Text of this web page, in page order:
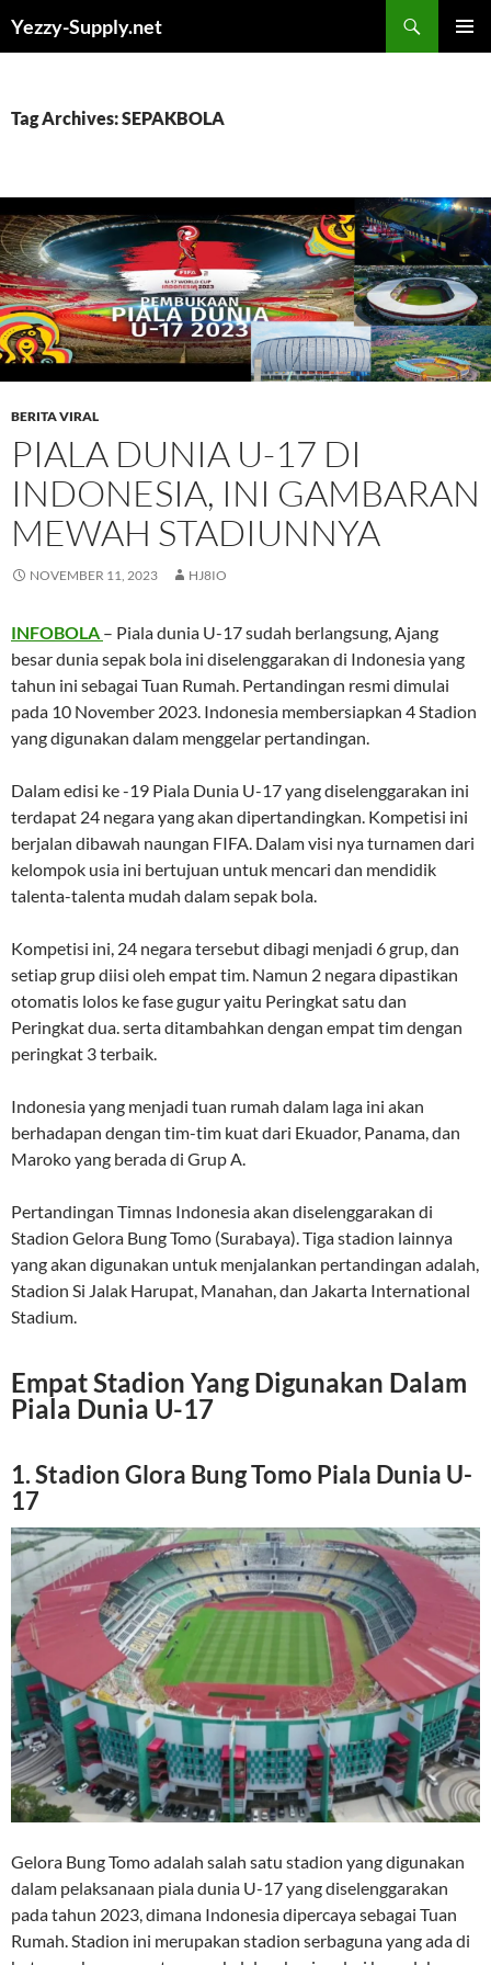
Yezzy-Supply.net
Tag Archives: SEPAKBOLA
BERITA VIRAL
PIALA DUNIA U-17 DI
INDONESIA, INI GAMBARAN
MEWAH STADIUNNYA
NOVEMBER 11, 2023 HJ8IO
INFOBOLA – Piala dunia U-17 sudah berlangsung, Ajang
besar dunia sepak bola ini diselenggarakan di Indonesia yang
tahun ini sebagai Tuan Rumah. Pertandingan resmi dimulai
pada 10 November 2023. Indonesia membersiapkan 4 Stadion
yang digunakan dalam menggelar pertandingan.
Dalam edisi ke -19 Piala Dunia U-17 yang diselenggarakan ini
terdapat 24 negara yang akan dipertandingkan. Kompetisi ini
berjalan dibawah naungan FIFA. Dalam visi nya turnamen dari
kelompok usia ini bertujuan untuk mencari dan mendidik
talenta-talenta mudah dalam sepak bola.
Kompetisi ini, 24 negara tersebut dibagi menjadi 6 grup, dan
setiap grup diisi oleh empat tim. Namun 2 negara dipastikan
otomatis lolos ke fase gugur yaitu Peringkat satu dan
Peringkat dua. serta ditambahkan dengan empat tim dengan
peringkat 3 terbaik.
Indonesia yang menjadi tuan rumah dalam laga ini akan
berhadapan dengan tim-tim kuat dari Ekuador, Panama, dan
Maroko yang berada di Grup A.
Pertandingan Timnas Indonesia akan diselenggarakan di
Stadion Gelora Bung Tomo (Surabaya). Tiga stadion lainnya
yang akan digunakan untuk menjalankan pertandingan adalah,
Stadion Si Jalak Harupat, Manahan, dan Jakarta International
Stadium.
Empat Stadion Yang Digunakan Dalam
Piala Dunia U-17
1. Stadion Glora Bung Tomo Piala Dunia U-
17
Gelora Bung Tomo adalah salah satu stadion yang digunakan
dalam pelaksanaan piala dunia U-17 yang diselenggarakan
pada tahun 2023, dimana Indonesia dipercaya sebagai Tuan
Rumah. Stadion ini merupakan stadion serbaguna yang ada di